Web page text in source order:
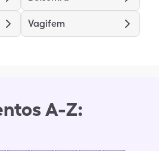
Vagifem
A-Z: